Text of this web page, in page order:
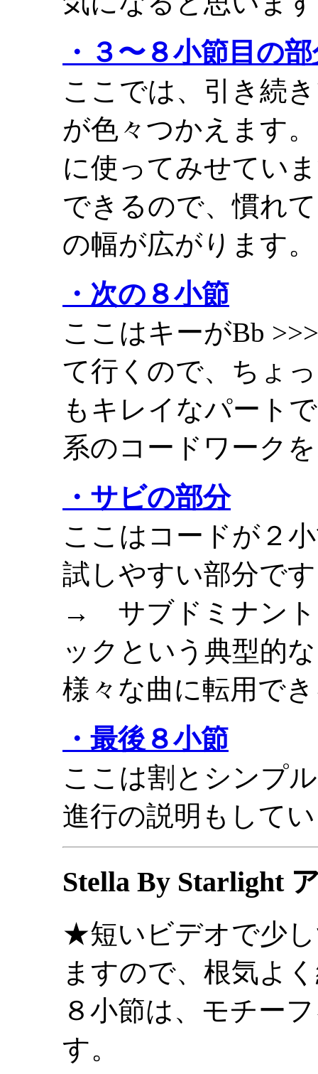
・３〜８小節目の
ここでは、引き続
が色々つかえます。
に使ってみせてい
できるので、慣れ
の幅が広がります。
・次の８小節
ここはキーがBb
て行くので、ちょ
もキレイなパート
系のコードワーク
・サビの部分
ここはコードが２
試しやすい部分で
→ サブドミナン
ック という典型的
様々な曲に転用で
・最後８小節
ここは割とシンプ
進行の説明もして
Stella By Starlight
★短いビデオで少
ますので、根気よ
８小節は、モチー
す。